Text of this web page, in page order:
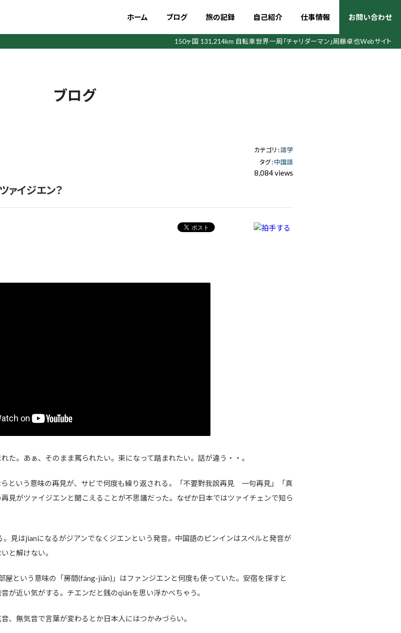
ホーム ブログ 旅の記録 自己紹介 仕事情報 お問い合わせ
150ヶ国 131,214km 自転車世界一周 「チャリダーマン」周藤卓也Webサイト
ブログ
カテゴリ :語学
タグ :中国語
8,084 views
ァイジエン？
た。あぁ、そのまま罵られたい。束になって踏まれたい。話が違う・・。
らという意味の再見が、サビで何度も繰り返される。「不要對我說再見 一句再見」「真
見がツァイジエンと聞こえることが不思議だった。なぜか日本ではツァイチェンで知ら
見はjianになるがジアンでなくジエンという発音。中国語のピンインはスペルと発音が
と解けない。
屋という意味の「房間(fáng-jiān)」はファンジエンと何度も使っていた。安宿を探すと
が近い気がする。チエンだと銭のqiánを思い浮かべちゃう。
、無気音で言葉が変わるとか日本人にはつかみづらい。